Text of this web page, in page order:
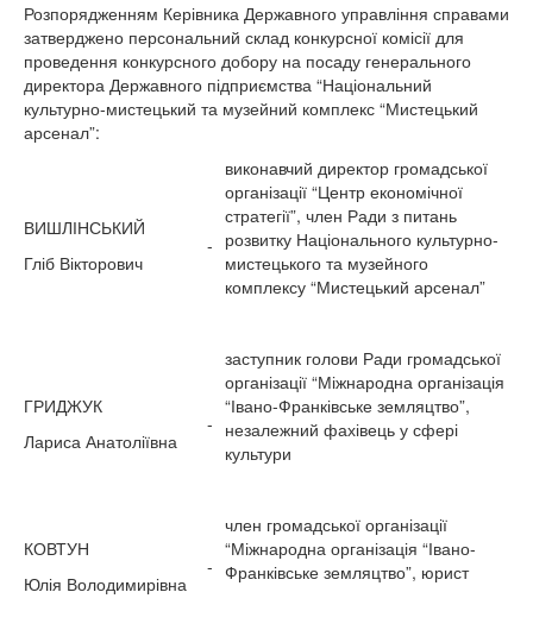
Розпорядженням Керівника Державного управління справами
затверджено персональний склад конкурсної комісії для
проведення конкурсного добору на посаду генерального
директора Державного підприємства “Національний
культурно-мистецький та музейний комплекс “Мистецький
арсенал”:
ВИШЛІНСЬКИЙ
Гліб Вікторович
-
виконавчий директор громадської
організації “Центр економічної
стратегії”, член Ради з питань
розвитку Національного культурно-
мистецького та музейного
комплексу “Мистецький арсенал”
ГРИДЖУК
Лариса Анатоліївна
-
заступник голови Ради громадської
організації “Міжнародна організація
“Івано-Франківське земляцтво”,
незалежний фахівець у сфері
культури
КОВТУН
Юлія Володимирівна
-
член громадської організації
“Міжнародна організація “Івано-
Франківське земляцтво”, юрист